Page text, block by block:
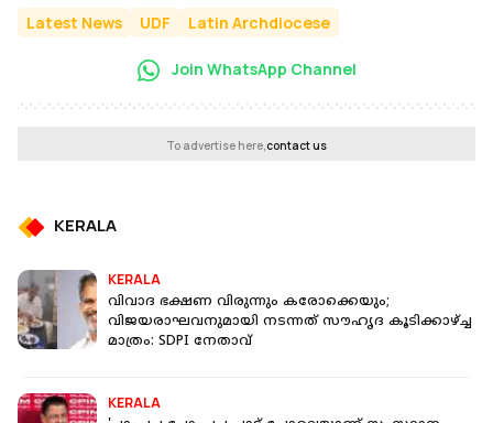
Latest News UDF Latin Archdiocese
Join WhatsApp Channel
To advertise here,contact us
KERALA
KERALA
വിവാദ ഭക്ഷണ വിരുന്നും കരോക്കെയും;
വിജയരാഘവനുമായി നടന്നത് സൗഹൃദ കൂടിക്കാഴ്ച്ച
മാത്രം: SDPI നേതാവ്
KERALA